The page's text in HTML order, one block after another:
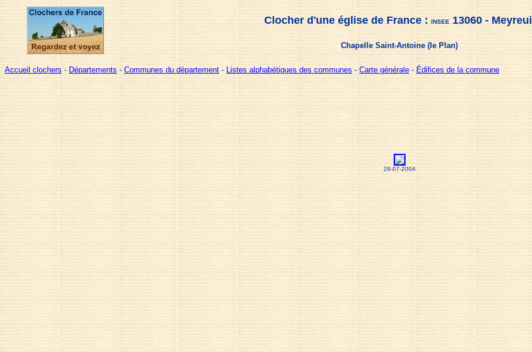
Clocher d'une église de France : INSEE13060 -
Chapelle Saint-Antoine (le Plan)
Accueil clochers - Départements - Communes du département - Listes alphabétiques des communes - Carte générale - Édifices de la commune
28-07-2004